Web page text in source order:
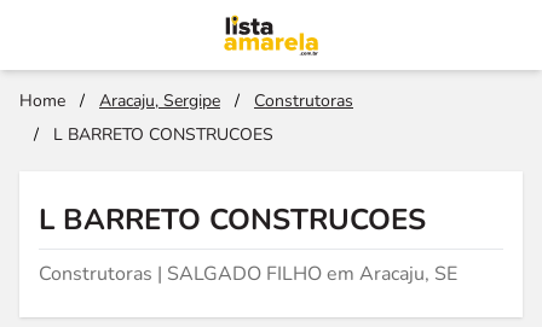
Home / Aracaju, Sergipe /
Construtoras
/
L BARRETO CONSTRUCOES
L BARRETO CONSTRUCOES
Construtoras | SALGADO FILHO em Aracaju, SE